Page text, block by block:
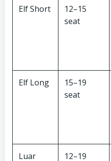
Elf Short
12–15
seat
Elf Long
15–19
seat
Luar
12–19